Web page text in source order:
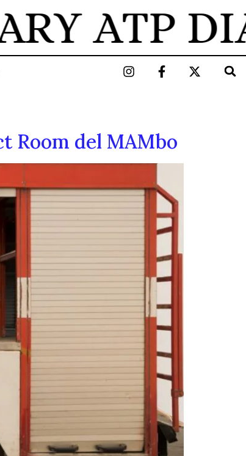
ATP
Room del MAMbo